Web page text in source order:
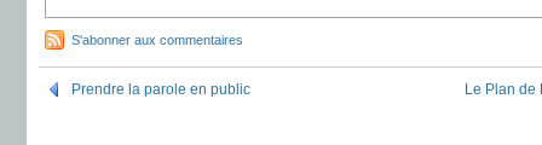
S'abonner aux commentaires
Prendre la parole en public Le Plan de